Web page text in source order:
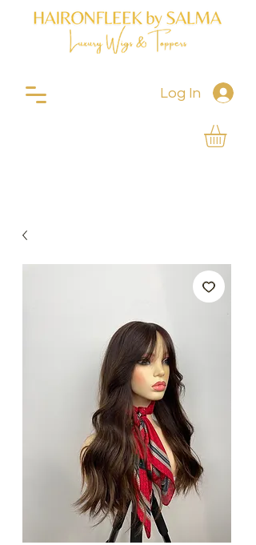
Log In